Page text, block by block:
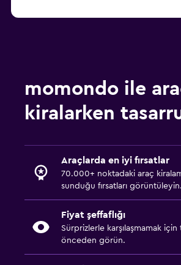
momondo ile
kiralarken
Araçlarda en iyi fırsatlar
70.000+ noktadaki araç
sunduğu fırsatları görüntüleyin.
Fiyat şeffaflığı
Sürprizlerle karşılaşmamak
önceden görün.